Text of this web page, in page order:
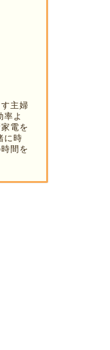
主婦
率よ
電を
に時
間を